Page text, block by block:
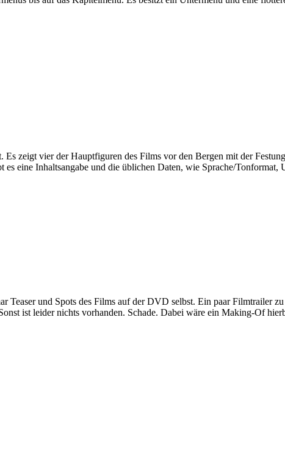
zeigt vier der Hauptfiguren des Films vor den Bergen mit der
eine Inhaltsangabe und die üblichen Daten, wie Sprache/
und Spots des Films auf der DVD selbst. Ein paar Filmtrailer
ist leider nichts vorhanden. Schade. Dabei wäre ein Making-Of